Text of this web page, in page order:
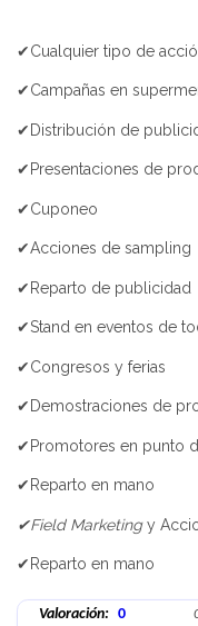
✔Cualquier tipo de
✔Campañas en
✔Distribución de
✔Presentaciones de
✔Cuponeo
✔Acciones de sampling
✔Reparto de publicidad
✔Stand en eventos de
✔Congresos y ferias
✔Demostraciones de
✔Promotores en punto
✔Reparto en mano
✔Field Marketingy
✔Reparto en mano
Valoración: 0